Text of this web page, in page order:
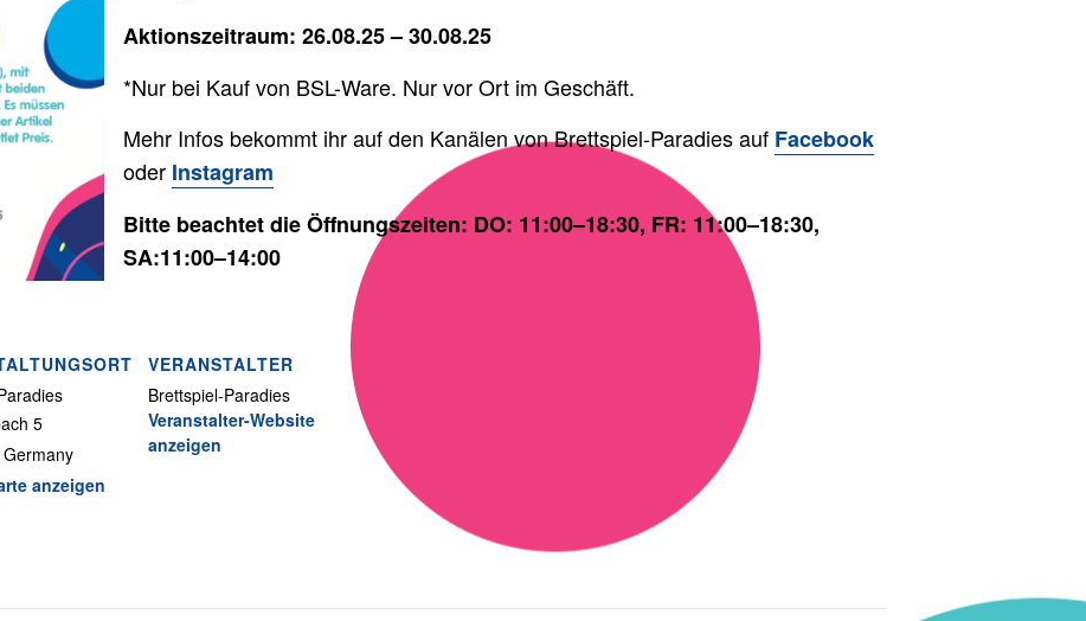
Aktionszeitraum: 26.08.25 – 30.08.25
*Nur bei Kauf von BSL-Ware. Nur vor Ort im Geschäft.
Mehr Infos bekommt ihr auf den Kanälen von Brettspiel-Paradies auf Facebook
oder Instagram
Bitte beachtet die Öffnungszeiten: DO: 11:00–18:30, FR: 11:00–18:30,
SA:11:00–14:00
5
Germany
anzeigen
VERANSTALTER
Brettspiel-Paradies
Veranstalter-Website
anzeigen